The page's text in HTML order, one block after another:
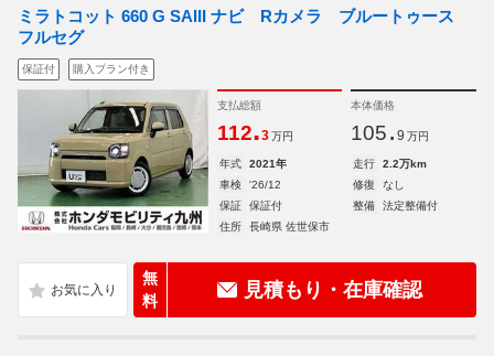
ミラトコット 660 G SAIII ナビ Rカメラ ブルートゥース
フルセグ
保証付 購入プラン付き
支払総額
112.3 万円
本体価格
105. 9 万円
年式 2021年 走行
2.2万km
車検
'26/12 修復
なし
保証
保証付 整備
法定整備付
住所
長崎県 佐世保市
無
料
見積もり・在庫確認